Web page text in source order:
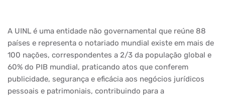
A UINL é uma entidade não governamental que reúne 88
países e representa o notariado mundial existe em mais de
100 nações, correspondentes a 2/3 da população global e
60% do PIB mundial, praticando atos que conferem
publicidade, segurança e eficácia aos negócios jurídicos
pessoais e patrimoniais, contribuindo para a